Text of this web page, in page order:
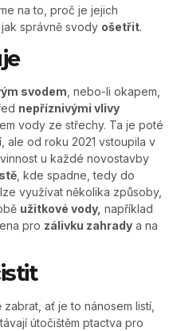
na to, proč je jejich
správně svody ošetřit.
svodem , nebo-li okapem,
nepříznivými vlivy
vody ze střechy. Ta je poté
, ale od roku 2021 vstoupila v
u každé novostavby
, kde spadne, tedy do
využívat několika způsoby,
užitkové vody, například
pro zálivku zahrady a na
zabrat, ať je to nánosem listí,
útočištěm ptactva pro